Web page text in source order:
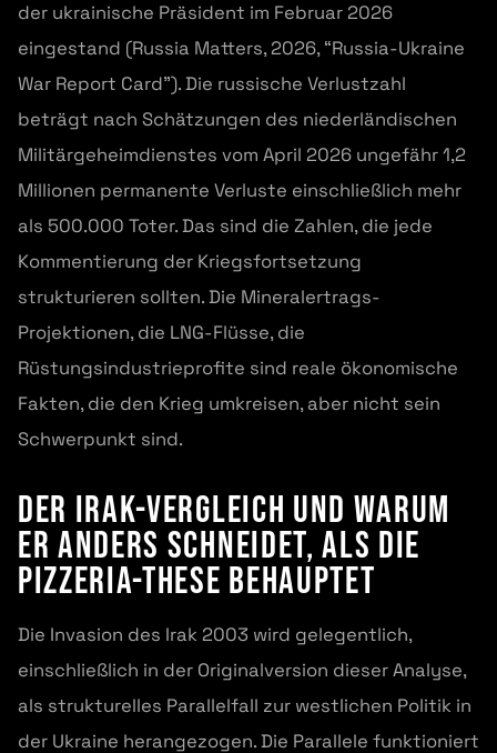
der ukrainische Präsident im Februar 2026
eingestand (Russia Matters, 2026, “Russia-Ukraine
War Report Card”). Die russische Verlustzahl
beträgt nach Schätzungen des niederländischen
Militärgeheimdienstes vom April 2026 ungefähr 1,2
Millionen permanente Verluste einschließlich mehr
als 500.000 Toter. Das sind die Zahlen, die jede
Kommentierung der Kriegsfortsetzung
strukturieren sollten. Die Mineralertrags-
Projektionen, die LNG-Flüsse, die
Rüstungsindustrieprofite sind reale ökonomische
Fakten, die den Krieg umkreisen, aber nicht sein
Schwerpunkt sind.
Der Irak-Vergleich und warum
er anders schneidet, als die
Pizzeria-These behauptet
Die Invasion des Irak 2003 wird gelegentlich,
einschließlich in der Originalversion dieser Analyse,
als strukturelles Parallelfall zur westlichen Politik in
der Ukraine herangezogen. Die Parallele funktioniert